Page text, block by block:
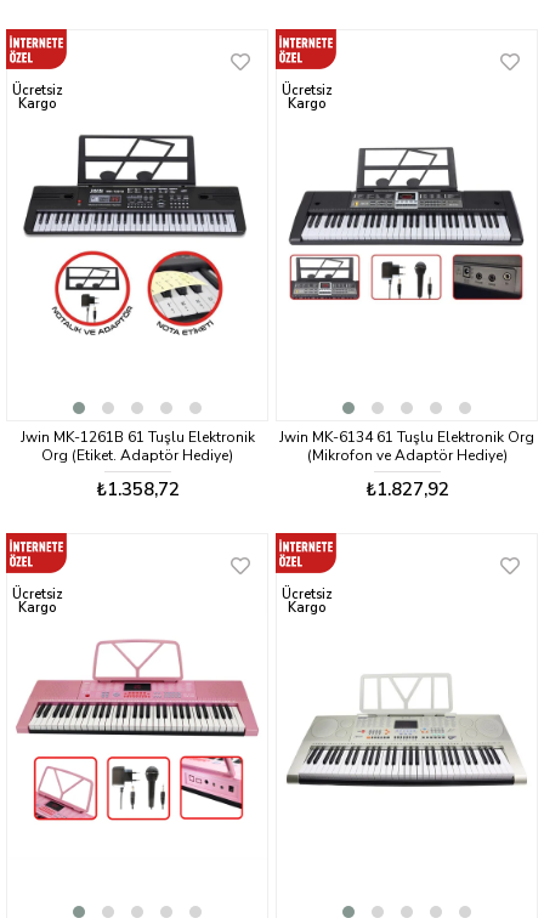
Jwin MK-1261B 61 Tuşlu Elektronik
Org (Etiket. Adaptör Hediye)
₺1.358,72
Ücretsiz
Kargo
Jwin MK-6134 61 Tuşlu Elektronik Org
(Mikrofon ve Adaptör Hediye)
₺1.827,92
Ücretsiz
Kargo
Ücretsiz
Kargo
Ücretsiz
Kargo